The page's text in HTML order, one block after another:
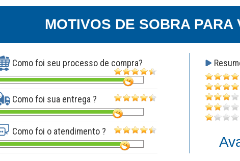
MOTIVOS DE SOBRA PARA
Como foi seu processo de compra?
Como foi sua entrega ?
Como foi o atendimento ?